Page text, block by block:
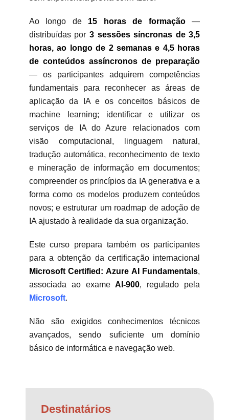
Ao longo de 15 horas de formação—
distribuídas por 3 sessões síncronas de 3,5
horas, ao longo de 2 semanase 4,5 horas
de conteúdos assíncronos de preparação
— os participantes adquirem competências
fundamentais para reconhecer as áreas de
aplicação da IA e os conceitos básicos de
machine learning; identificar e utilizar os
serviços de IA do Azure relacionados com
visão computacional, linguagem natural,
tradução automática, reconhecimento de texto
e mineração de informação em documentos;
compreender os princípios da IA generativa e a
forma como os modelos produzem conteúdos
novos; e estruturar um roadmap de adoção de
IA ajustado à realidade da sua organização.
Este curso prepara também os participantes
para a obtenção da certificação internacional
Microsoft Certified: Azure AI Fundamentals,
associada ao exameAI-900, regulado pela
Microsoft.
Não são exigidos conhecimentos técnicos
avançados, sendo suficiente um domínio
básico de informática e navegação web.
Destinatários